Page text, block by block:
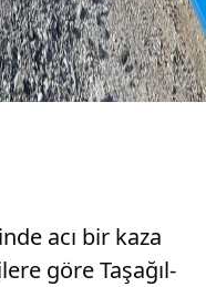
acı bir kaza
göre Taşağıl-